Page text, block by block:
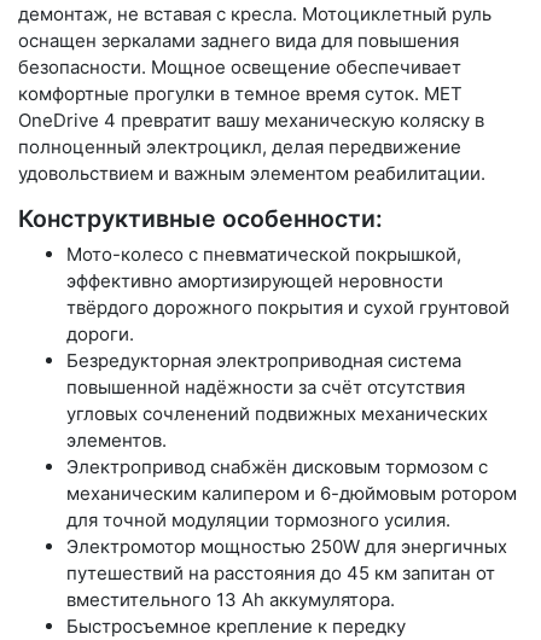
демонтаж, не вставая с кресла. Мотоциклетный руль
оснащен зеркалами заднего вида для повышения
безопасности. Мощное освещение обеспечивает
комфортные прогулки в темное время суток. MET
OneDrive 4 превратит вашу механическую коляску в
полноценный электроцикл, делая передвижение
удовольствием и важным элементом реабилитации.
Конструктивные особенности:
Мото-колесо с пневматической покрышкой,
эффективно амортизирующей неровности
твёрдого дорожного покрытия и сухой грунтовой
дороги.
Безредукторная электроприводная система
повышенной надёжности за счёт отсутствия
угловых сочленений подвижных механических
элементов.
Электропривод снабжён дисковым тормозом с
механическим калипером и 6-дюймовым ротором
для точной модуляции тормозного усилия.
Электромотор мощностью 250W для энергичных
путешествий на расстояния до 45 км запитан от
вместительного 13 Ah аккумулятора.
Быстросъемное крепление к передку